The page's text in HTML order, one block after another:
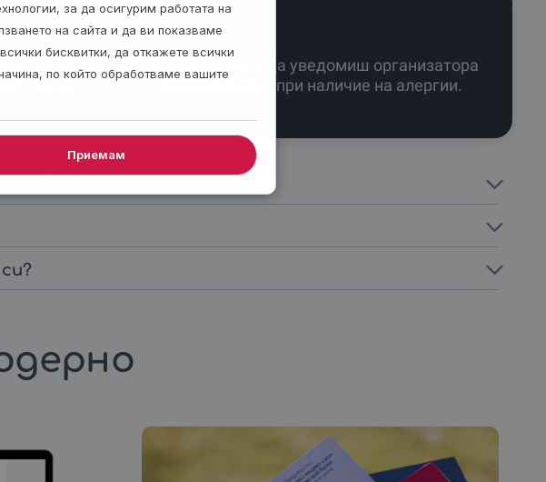
можеш
си за
Необходимо е да уведомиш организатора
предварително при наличие на алергии.
за да осигурим работата на
на сайта и да ви показваме
бисквитки, да откажете всички
по който обработваме вашите
Приемам